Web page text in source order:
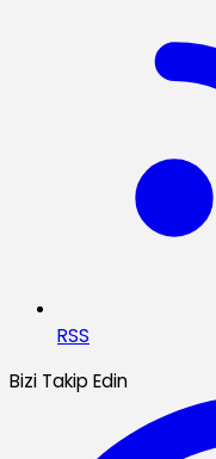
RSS
Bizi Takip Edin